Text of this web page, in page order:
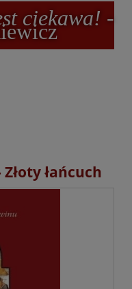
ciekawa! -
łańcuch